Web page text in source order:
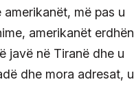
më pas u
amerikanët erdhën
javë në Tiranë dhe u
dhe mora adresat, u